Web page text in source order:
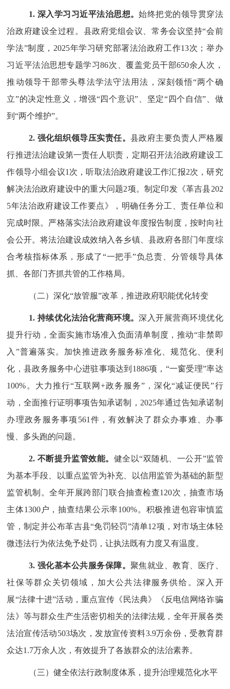
1. 深入学习习近平法治思想。始终把党的领导贯穿法
治政府建设全过程。县政府党组会议、常务会议坚持“会前
学法”制度， 2025年学习研究部署法治政府工作13次 ； 举办
习近平法治思想专题学习86次、覆盖党员干部650余人次，
推动领导干部带头尊法学法守法用法，深刻领悟“两个确
立”的决定性意义，增强“四个意识” 、坚定“四个自信” 、做
到“两个维护”。
2. 强化组织领导压实责任。 县政府主要负责人严格履
行推进法治建设第一责任人职责，定期召开法治政府建设工
作领导小组会议1 次 ， 听取法治政府建设工作汇报2次，研究
解决法治政府建设中的重大问题2项。制定印发《革吉县202
5年法治政府建设工作要点》，明确任务分工、责任单位和
完成时限。严格落实法治政府建设年度报告制度，按时向社
会公开。将法治建设成效纳入各乡镇、县政府各部门年度综
合考核指标体系，形成了“一把手”负总责、分管领导具体
抓、各部门齐抓共管的工作格局。
（二）深化“放管服”改革，推进政府职能优化转变
1. 持续优化法治化营商环境。深入开展营商环境优化
提升行动，全面实施市场准入负面清单制度，推动“非禁即
入 ”普遍落实。加快推进政务服务标准化、规范化、便利
化，县政务服务中心进驻事项达到 1886项， “一窗受理”率达
100% 。大力推行“互联网+政务服务”，深化“减证便民”行
动，全面推行证明事项告知承诺制， 2025年通过告知承诺制
办理政务服务事项 561 件，有效解决了群众办事难、办事
慢、多头跑的问题。
2. 不断提升监管效能。 健全以“双随机、一公开”监管
为基本手段、以重点监管为补充、以信用监管为基础的新型
监管机制。全年开展跨部门联合抽查检查120次，抽查市场
主体1300户，抽查结果公示率100%。积极推进包容审慎监
管，制定并公布革吉县“免罚轻罚”清单12项，对市场主体轻
微违法行为依法免予处罚，让执法既有力度又有温度。
3. 强化基本公共服务保障。 聚焦就业、教育、医疗、
社保等群众关切领域，加大公共法律服务供给。深入开
展“法律十进”活动，重点宣传《民法典》《反电信网络诈骗
法》等与群众生产生活密切相关的法律法规，全年开展各类
法治宣传活动503场次，发放宣传资料3.9万余份，受教育群
众达1.7万余 人次，有效提升了各族群众的法治素养。
（三）健全依法行政制度体系，提升治理规范化水平